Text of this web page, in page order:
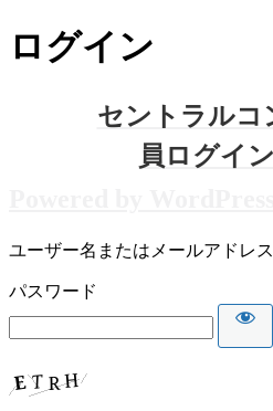
ログイン
ユーザー名またはメールアドレス
パスワード